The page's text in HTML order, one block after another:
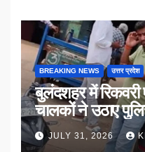
BREAKING NEWS उत्तर प्रदेश
बुलंदशहर में रिकवरी एजेंटों
चालकों ने उठाए
JULY 31, 2026